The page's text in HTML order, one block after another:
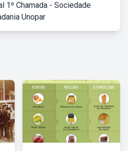
1º Chamada - Sociedade
Unopar